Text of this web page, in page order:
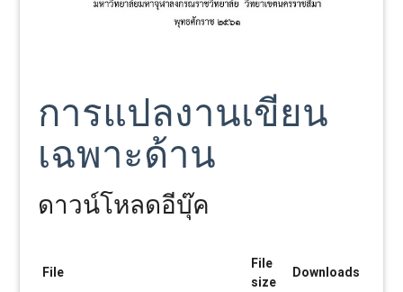
การแปลงานเขียน
เฉพาะด้าน
ดาวน์โหลดอีบุ๊ค
File
File
size
Downloads